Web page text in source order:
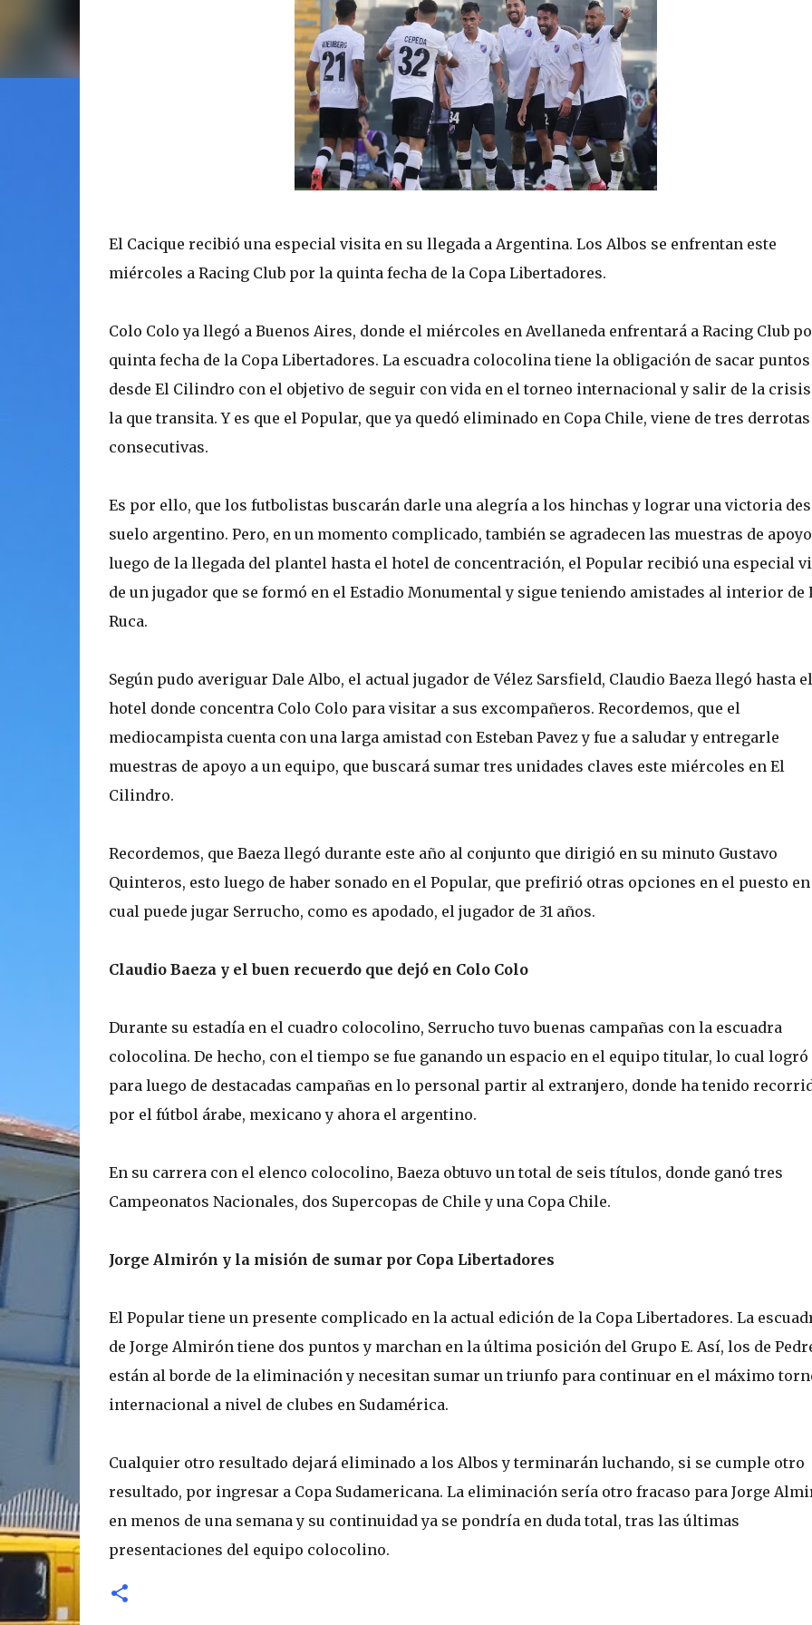
El Cacique recibió una especial visita en su llegada a Argentina. Los Albos se enfrentan este
miércoles a Racing Club por la quinta fecha de la Copa Libertadores.
Colo Colo ya llegó a Buenos Aires, donde el miércoles en Avellaneda enfrentará a Racing Club
quinta fecha de la Copa Libertadores. La escuadra colocolina tiene la obligación de sacar puntos
desde El Cilindro con el objetivo de seguir con vida en el torneo internacional y salir de la
la que transita. Y es que el Popular, que ya quedó eliminado en Copa Chile, viene de tres derrotas
consecutivas.
Es por ello, que los futbolistas buscarán darle una alegría a los hinchas y lograr una victoria
suelo argentino. Pero, en un momento complicado, también se agradecen las muestras de
luego de la llegada del plantel hasta el hotel de concentración, el Popular recibió una especial
de un jugador que se formó en el Estadio Monumental y sigue teniendo amistades al interior de
Ruca.
Según pudo averiguar Dale Albo, el actual jugador de Vélez Sarsfield, Claudio Baeza llegó hasta el
hotel donde concentra Colo Colo para visitar a sus excompañeros. Recordemos, que el
mediocampista cuenta con una larga amistad con Esteban Pavez y fue a saludar y entregarle
muestras de apoyo a un equipo, que buscará sumar tres unidades claves este miércoles en El
Cilindro.
Recordemos, que Baeza llegó durante este año al conjunto que dirigió en su minuto Gustavo
Quinteros, esto luego de haber sonado en el Popular, que prefirió otras opciones en el puesto en
cual puede jugar Serrucho, como es apodado, el jugador de 31 años.
Claudio Baeza y el buen recuerdo que dejó en Colo Colo
Durante su estadía en el cuadro colocolino, Serrucho tuvo buenas campañas con la escuadra
colocolina. De hecho, con el tiempo se fue ganando un espacio en el equipo titular, lo cual logró
para luego de destacadas campañas en lo personal partir al extranjero, donde ha tenido
por el fútbol árabe, mexicano y ahora el argentino.
En su carrera con el elenco colocolino, Baeza obtuvo un total de seis títulos, donde ganó tres
Campeonatos Nacionales, dos Supercopas de Chile y una Copa Chile.
Jorge Almirón y la misión de sumar por Copa Libertadores
El Popular tiene un presente complicado en la actual edición de la Copa Libertadores. La
de Jorge Almirón tiene dos puntos y marchan en la última posición del Grupo E. Así, los de
están al borde de la eliminación y necesitan sumar un triunfo para continuar en el máximo
internacional a nivel de clubes en Sudamérica.
Cualquier otro resultado dejará eliminado a los Albos y terminarán luchando, si se cumple otro
resultado, por ingresar a Copa Sudamericana. La eliminación sería otro fracaso para Jorge
en menos de una semana y su continuidad ya se pondría en duda total, tras las últimas
presentaciones del equipo colocolino.